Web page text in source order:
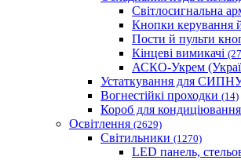
Світлосигнальна
Кнопки керування
Пости й пульти
Кінцеві вимикачі
АСКО-Укрем
Устаткування для
Вогнестійкі проходки (14)
Короб для кондиціювання
Освітлення (2629)
Світильники (1270)
LED панель,